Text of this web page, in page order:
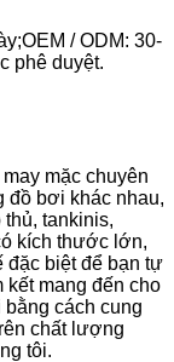
/ ODM: 30-
phê duyệt.
mặc chuyên
đồ bơi khác nhau,
tankinis,
kích thước lớn,
đặc biệt để bạn tự
mang đến cho
cách cung
chất lượng
tôi.